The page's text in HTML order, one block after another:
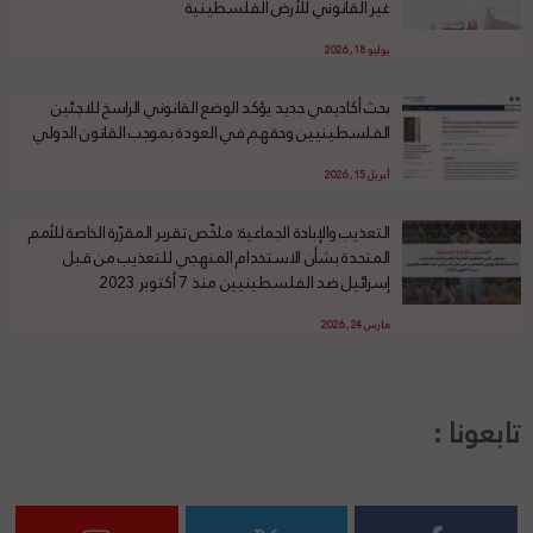
غير القانوني للأرض الفلسطينية
يوليو 18, 2026
بحث أكاديمي جديد يؤكد الوضع القانوني الراسخ للاجئين
الفلسطينيين وحقهم في العودة بموجب القانون الدولي
أبريل 15, 2026
التعذيب والإبادة الجماعية: ملخّص تقرير المقرّرة الخاصة للأمم
المتحدة بشأن الاستخدام المنهجي للتعذيب من قبل
إسرائيل ضد الفلسطينيين منذ 7 أكتوبر 2023
مارس 24, 2026
تابعونا :